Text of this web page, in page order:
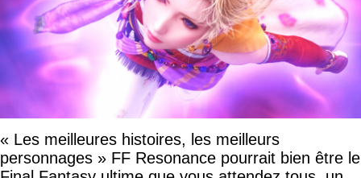
« Les meilleures histoires, les meilleurs
personnages » FF Resonance pourrait bien être le